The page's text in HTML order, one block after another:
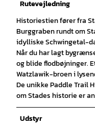
Rutevejledning
Historiestien fører fra
Burggraben rundt om
idylliske Schwingetal-
Når du har lagt
og blide flodbøjninger.
Watzlawik-broen i
De unikke Paddle Trail
om Stades historie er
Udstyr